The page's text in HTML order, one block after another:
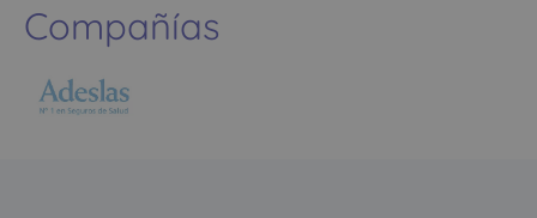
Compañías